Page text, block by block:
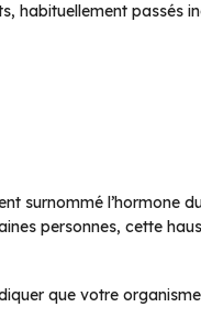
habituellement passés
surnommé l’hormone
personnes, cette
que votre